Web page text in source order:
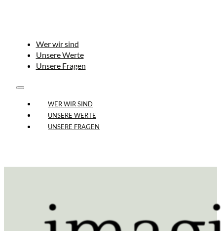
Wer wir sind
Unsere Werte
Unsere Fragen
WER WIR SIND
UNSERE WERTE
UNSERE FRAGEN